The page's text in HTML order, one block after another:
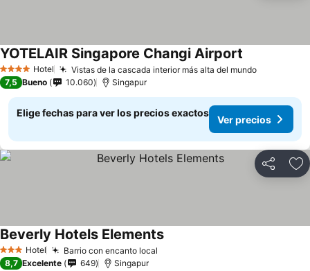
4 EstrellasHotel Vistas de la cascada interior más alta del mundo
YOTELAIR Singapore Changi Airport
7,5 Bueno 10.060 Singapur
Elige fechas para ver los precios exactos
Ver precios
Compartir
3 Estrellas
Hotel Barrio con encanto local
Beverly Hotels Elements
8,7 Excelente 649 Singapur